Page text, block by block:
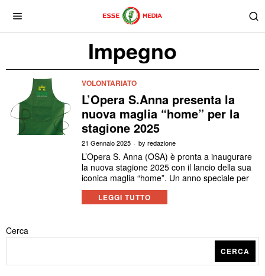
Impegno
VOLONTARIATO
L’Opera S.Anna presenta la
nuova maglia “home” per la
stagione 2025
21 Gennaio 2025 byredazione
L’Opera S. Anna (OSA) è pronta a inaugurare
la nuova stagione 2025 con il lancio della sua
iconica maglia “home”. Un anno speciale per
LEGGI TUTTO
Cerca
CERCA